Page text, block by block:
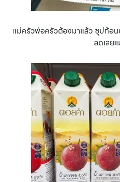
แม่ครัวพ่อครัวต้องมาแล้ว ซุปก้อ
ลดเลย